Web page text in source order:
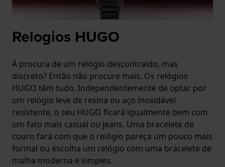
Relogios HUGO
À procura de um relógio descontraído, mas
discreto? Então não procure mais. Os relógios
HUGO têm tudo. Independentemente de optar por
um relógio leve de resina ou aço inoxidável
resistente, o seu HUGO ficará igualmente bem com
um fato mais casual ou jeans. Uma bracelete de
couro fará com que o relógio pareça um pouco mais
formal ou escolha um relógio com uma bracelete de
malha moderna e simples.